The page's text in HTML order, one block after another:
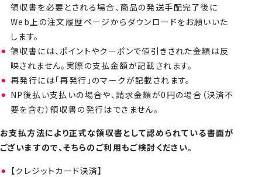
領収書を必要とされる場合、商品の発送手配完了後に
Web上の注文履歴ページからダウンロードをお願いいた
します。
領収書には、ポイントやクーポンで値引きされた金額は反
映されません。実際の支払金額が記載されます。
再発行には「再発行」のマークが記載されます。
NP後払い支払いの場合や、請求金額が0円の場合（決済不
要を含む）領収書の発行はできません。
お支払方法により正式な領収書として認められている書面が
ございますので、そちらのご利用もご検討ください。
【クレジットカード決済】